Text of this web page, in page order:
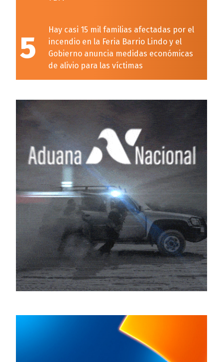
5
Hay casi 15 mil familias afectadas por el
incendio en la Feria Barrio Lindo y el
Gobierno anuncia medidas económicas
de alivio para las víctimas